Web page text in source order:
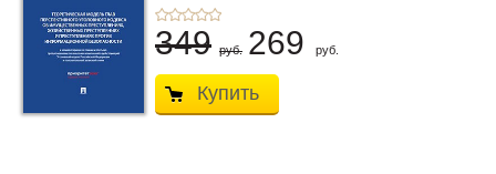
349 руб. 269 руб.
Купить